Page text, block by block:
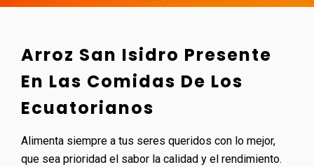
Arroz San Isidro Presente
En Las Comidas De Los
Ecuatorianos
Alimenta siempre a tus seres queridos con lo mejor,
que sea prioridad el sabor la calidad y el rendimiento.